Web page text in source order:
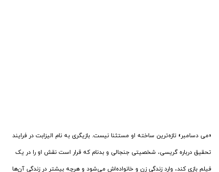
«می دسامبر» تازه‌ترین ساخته او مستثنا نیست. بازیگری به نام الیزابت در فرایند
تحقیق درباره گریسی، شخصیتی جنجالی و بدنام که قرار است نقش او را در یک
فیلم بازی کند، وارد زندگی زن و خانواده‌اش می‌شود و هرچه بیشتر در زندگی آن‌ها